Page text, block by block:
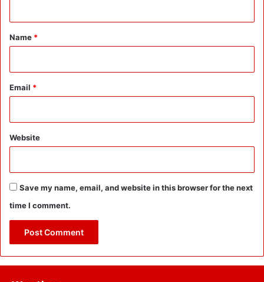
*
Name *
Email *
Website
Save my name, email, and website in this browser for the next
time I comment.